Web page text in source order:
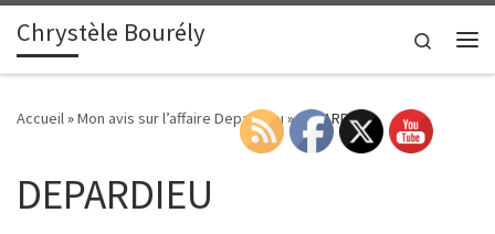
Passer au contenu
Chrystèle Bourély
Search
Accueil»Mon avis sur l’affaire Depardieu »DEPARDIEU
DEPARDIEU